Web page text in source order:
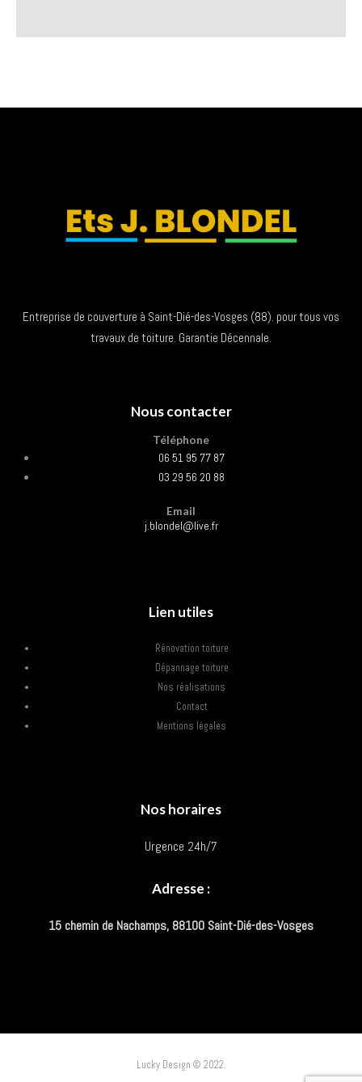
Entreprise de couverture à Saint-Dié-des-Vosges (88). pour tous vos
travaux de toiture. Garantie Décennale.
Nous contacter
Téléphone
06 51 95 77 87
03 29 56 20 88
Email
j.blondel@live.fr
Lien utiles
Rénovation toiture
Dépannage toiture
Nos réalisations
Contact
Mentions légales
Nos horaires
Urgence 24h/7
Adresse :
15 chemin de Nachamps, 88100 Saint-Dié-des-Vosges
Lucky Design © 2022.